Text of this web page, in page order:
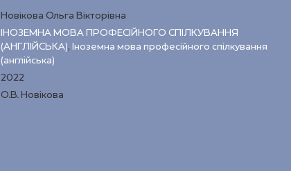
Новікова Ольга Вікторівна
ІНОЗЕМНА МОВА ПРОФЕСІЙНОГО СПІЛКУВАННЯ
(АНГЛІЙСЬКА), Іноземна мова професійного спілкування
(англійська)
2022
О.В. Новікова